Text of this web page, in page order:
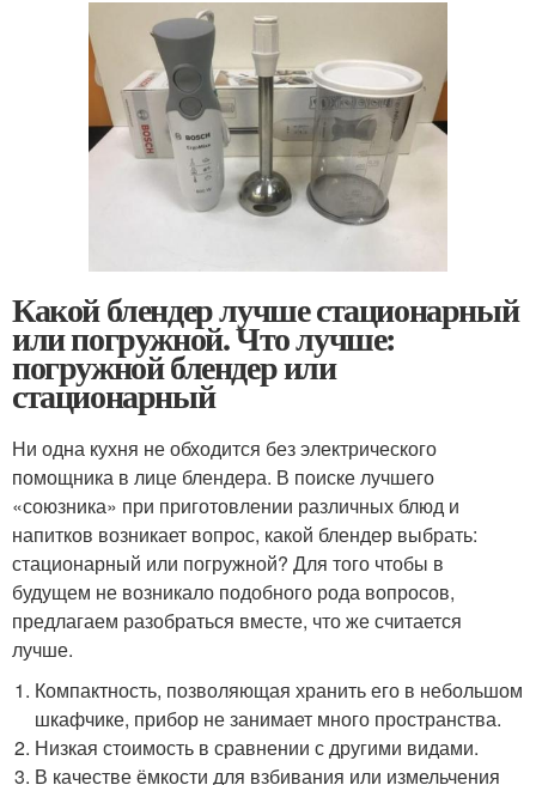
Какой блендер лучше стационарный
или погружной. Что лучше:
погружной блендер или
стационарный
Ни одна кухня не обходится без электрического
помощника в лице блендера. В поиске лучшего
«союзника» при приготовлении различных блюд и
напитков возникает вопрос, какой блендер выбрать:
стационарный или погружной? Для того чтобы в
будущем не возникало подобного рода вопросов,
предлагаем разобраться вместе, что же считается
лучше.
Компактность, позволяющая хранить его в небольшом
шкафчике, прибор не занимает много пространства.
Низкая стоимость в сравнении с другими видами.
В качестве ёмкости для взбивания или измельчения